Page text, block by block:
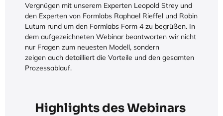
Vergnügen mit unserem Experten Leopold Strey und
den Experten von Formlabs Raphael Rieffel und Robin
Lutum rund um den Formlabs Form 4 zu begrüßen. In
dem aufgezeichneten Webinar beantworten wir nicht
nur Fragen zum neuesten Modell, sondern
zeigen auch detailliert die Vorteile und den gesamten
Prozessablauf.
Highlights des Webinars